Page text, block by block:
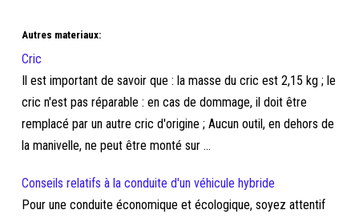
Autres materiaux:
Cric
Il est important de savoir que : la masse du cric est 2,15 kg ; le
cric n'est pas réparable : en cas de dommage, il doit être
remplacé par un autre cric d'origine ; Aucun outil, en dehors de
la manivelle, ne peut être monté sur ...
Conseils relatifs à la conduite d'un véhicule hybride
Pour une conduite économique et écologique, soyez attentif